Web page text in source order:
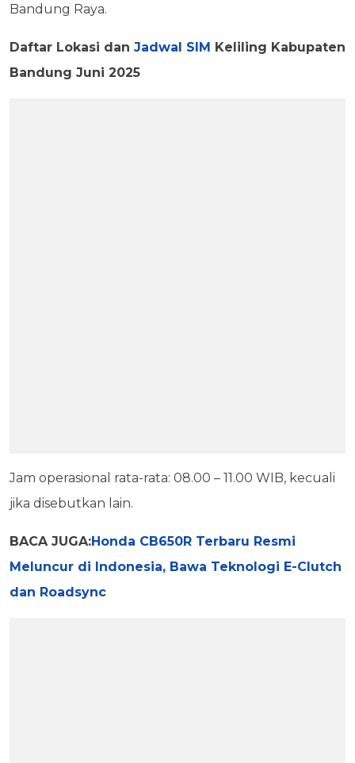
Bandung Raya.
Daftar Lokasi dan Jadwal SIM Keliling Kabupaten
Bandung Juni 2025
Jam operasional rata-rata: 08.00 – 11.00 WIB, kecuali
jika disebutkan lain.
BACA JUGA:Honda CB650R Terbaru Resmi
Meluncur di Indonesia, Bawa Teknologi E-Clutch
dan Roadsync